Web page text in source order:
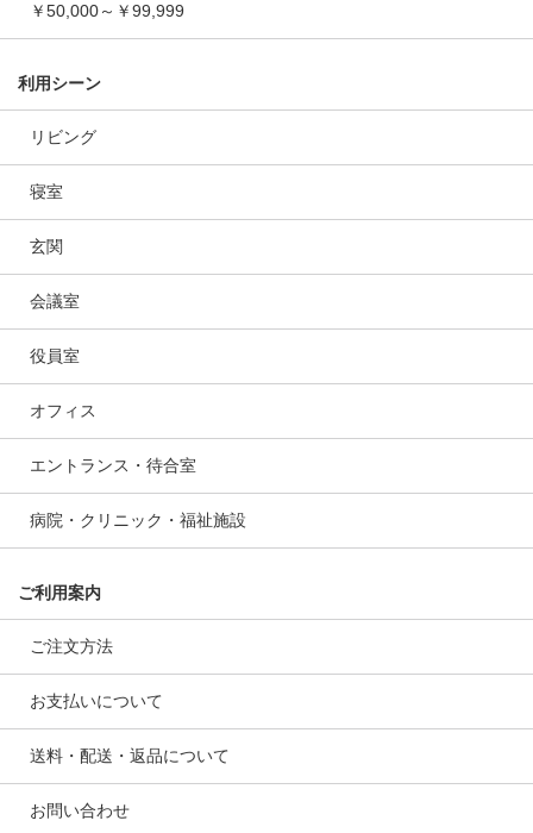
￥50,000～￥99,999
利用シーン
リビング
寝室
玄関
会議室
役員室
オフィス
エントランス・待合室
病院・クリニック・福祉施設
ご利用案内
ご注文方法
お支払いについて
送料・配送・返品について
お問い合わせ